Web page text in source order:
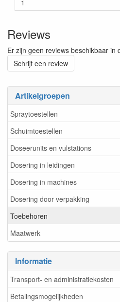
Artikelgroepen
Spraytoestellen
Schuimtoestellen
Doseerunits en vulstations
Dosering in leidingen
Dosering in machines
Dosering door verpakking
Toebehoren
Maatwerk
Informatie
Transport- en administratiekosten
Betalingsmogelijkheden
Reviews
Er zijn geen reviews beschikbaar in
Schrijf een review